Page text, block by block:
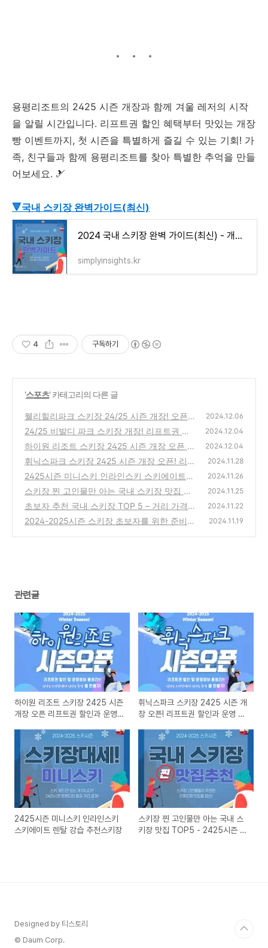
용평리조트의 2425 시즌 개장과 함께 겨울 레저의 시작
을 알릴 시간입니다. 리프트권 할인 혜택부터 맛있는 개장
빵 이벤트까지, 첫 시즌을 특별하게 즐길 수 있는 기회! 가
족, 친구들과 함께 용평리조트를 찾아 특별한 추억을 만들
어보세요. 🎿
🔻국내 스키장 완벽가이드(최신)
2024 국내 스키장 완벽 가이드(최신) - 개장일 거리 리프트권 가격 정보
simplyinsights.kr
4 구독하기
'스포츠' 카테고리의 다른 글
웰리힐리파크 스키장 24/25 시즌 개장! 오픈
정보 및 생일자 무료 할인 혜택 총정리
(0)
2024.12.06
24/25 비발디 파크 스키장 개장! 리프트권 할
인 및 운영 정보 총정리
(4)
2024.12.04
하이원 리조트 스키장 2425 시즌 개장 오픈 리
프트권 할인과 운영 시간 정보 총정리
(1)
2024.12.04
휘닉스파크 스키장 2425 시즌 개장 오픈! 리프
트권 할인과 운영 시간 정보 총정리
(1)
2024.11.28
2425시즌 미니스키 인라인스키 스키에이트
렌탈 강습 추천스키장
(1)
2024.11.26
스키장 찐 고인물만 아는 국내 스키장 맛집 TO
P5 - 2425시즌 방문 필수!
(4)
2024.11.25
초보자 추천 국내 스키장 TOP 5 – 거리 가격
강습 정보 완벽 분석
(1)
2024.11.22
2024-2025시즌 스키장 초보자를 위한 준비물
2024.11.19
관련글
하이원 리조트 스키장 2425 시즌
개장 오픈 리프트권 할인과 운영
휘닉스파크 스키장 2425 시즌 개
장 오픈! 리프트권 할인과 운영 시
2425시즌 미니스키 인라인스키
스키에이트 렌탈 강습 추천스키장
스키장 찐 고인물만 아는 국내 스
키장 맛집 TOP5 - 2425시즌 방
Designed by 티스토리
© Daum Corp.